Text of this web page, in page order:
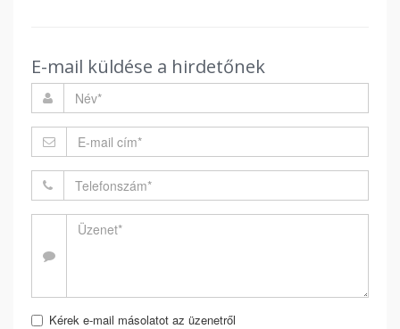
E-mail küldése a hirdetőnek
Kérek e-mail másolatot az üzenetről